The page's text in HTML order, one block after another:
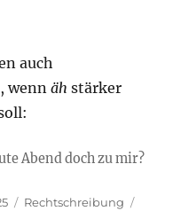
auch
wennäh stärker
Abend doch zu mir?
Kategorien
Rechtschreibung